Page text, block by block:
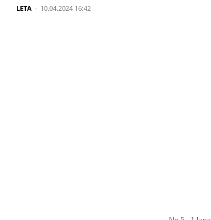
LETA - 10.04.2024 16:42